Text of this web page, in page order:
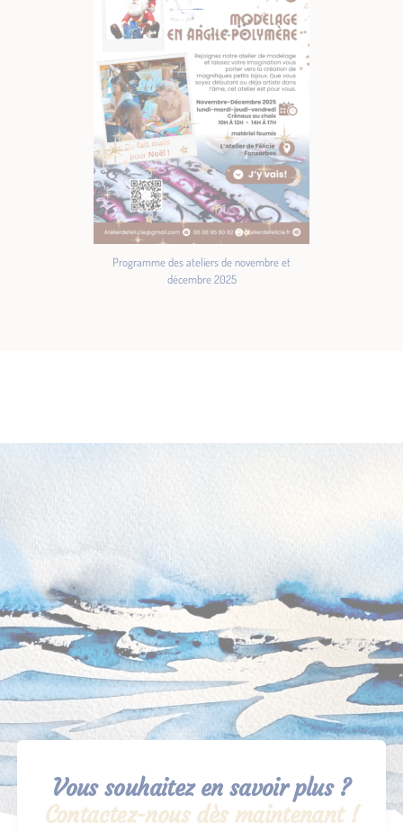
Programme des ateliers de novembre et
décembre 2025
Vous souhaitez en savoir plus ?
Contactez-nous dès maintenant !